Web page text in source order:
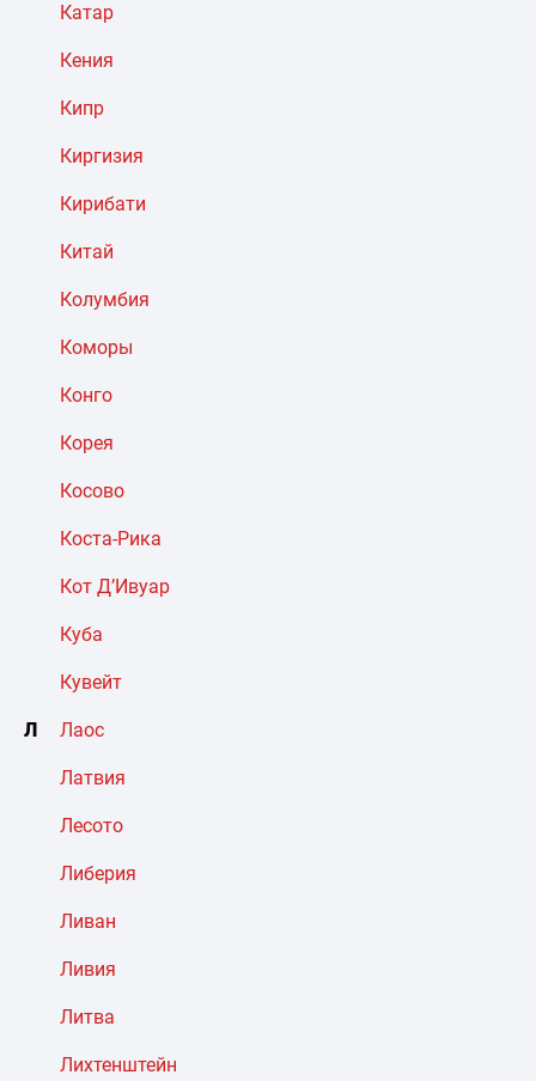
Катар
Кения
Кипр
Киргизия
Кирибати
Китай
Колумбия
Коморы
Конго
Корея
Косово
Коста-Рика
Кот Д’Ивуар
Куба
Кувейт
Л Лаос
Латвия
Лесото
Либерия
Ливан
Ливия
Литва
Лихтенштейн